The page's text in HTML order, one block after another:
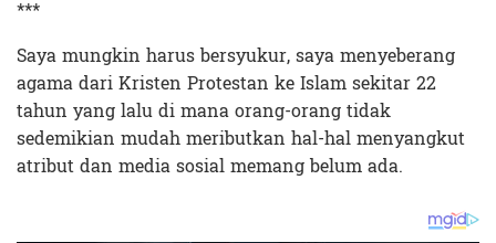
***
Saya mungkin harus bersyukur, saya menyeberang
agama dari Kristen Protestan ke Islam sekitar 22
tahun yang lalu di mana orang-orang tidak
sedemikian mudah meributkan hal-hal menyangkut
atribut dan media sosial memang belum ada.